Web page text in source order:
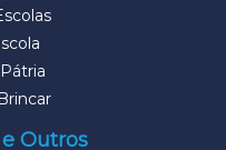
Outros